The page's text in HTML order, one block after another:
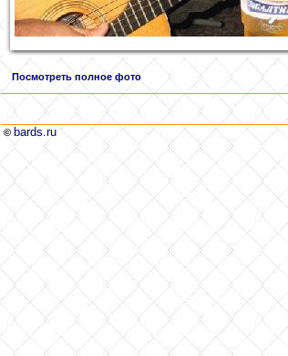
Посмотреть полное фото
© bards.ru